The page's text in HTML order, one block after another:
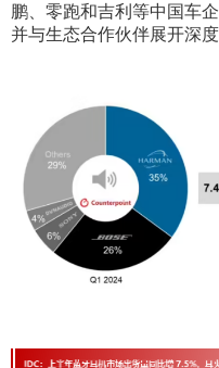
鹏、零跑和吉利等中国车
并与生态合作伙伴展开深度